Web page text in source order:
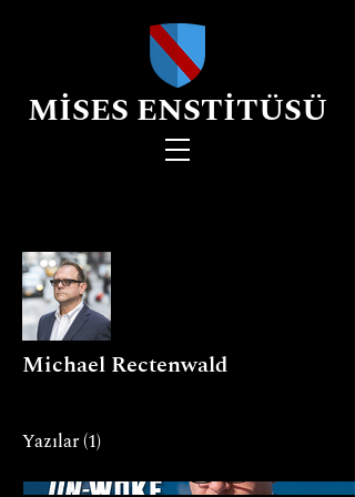
MİSES ENSTİTÜSÜ
Michael Rectenwald
Yazılar(1)